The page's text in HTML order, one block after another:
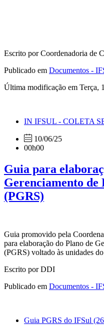
Escrito por Coordenadoria de
Publicado em Documentos -
Última modificação em Terça,
IN IFSUL - COLETA
10/06/25
00h00
Guia para
Gerenciamento de
(PGRS)
Guia promovido pela
para elaboração do Plano de
(PGRS) voltado às unidades
Escrito por DDI
Publicado em Documentos -
Guia PGRS do IFSul